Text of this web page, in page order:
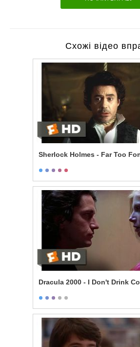
Схожі відео
Sherlock Holmes - Far Too
Dracula 2000 - I Don't Drink